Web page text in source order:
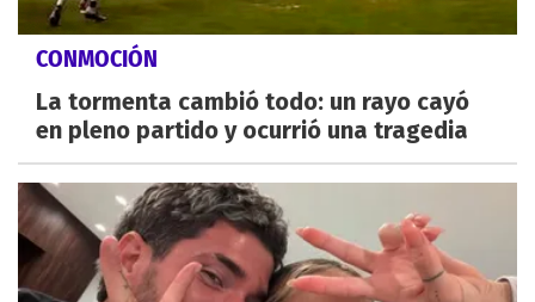
CONMOCIÓN
La tormenta cambió todo: un rayo cayó
en pleno partido y ocurrió una tragedia